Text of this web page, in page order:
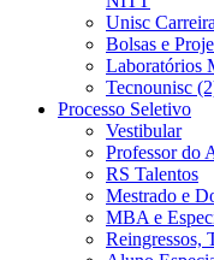
Unisc
Bolsas e
Laboratórios
Tecnounisc
Processo Seletivo
Vestibular
Professor do
RS Talentos
Mestrado e
MBA e
Reingressos,